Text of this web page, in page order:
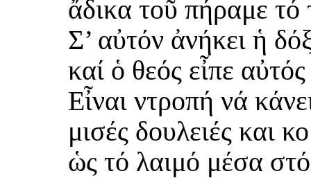
ἄδικα τοῦ πήραμε τό
Σ’ αὐτόν ἀνήκει ἡ
καί ὁ θεός εἶπε
Εἶναι ντροπή νά
μισές δουλειές και
ὡς τό λαιμό μέσα